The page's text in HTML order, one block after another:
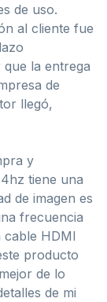
de uso.
al cliente fue
la entrega
de
llegó,
y
tiene una
de imagen es
frecuencia
cable HDMI
producto
de lo
de mi